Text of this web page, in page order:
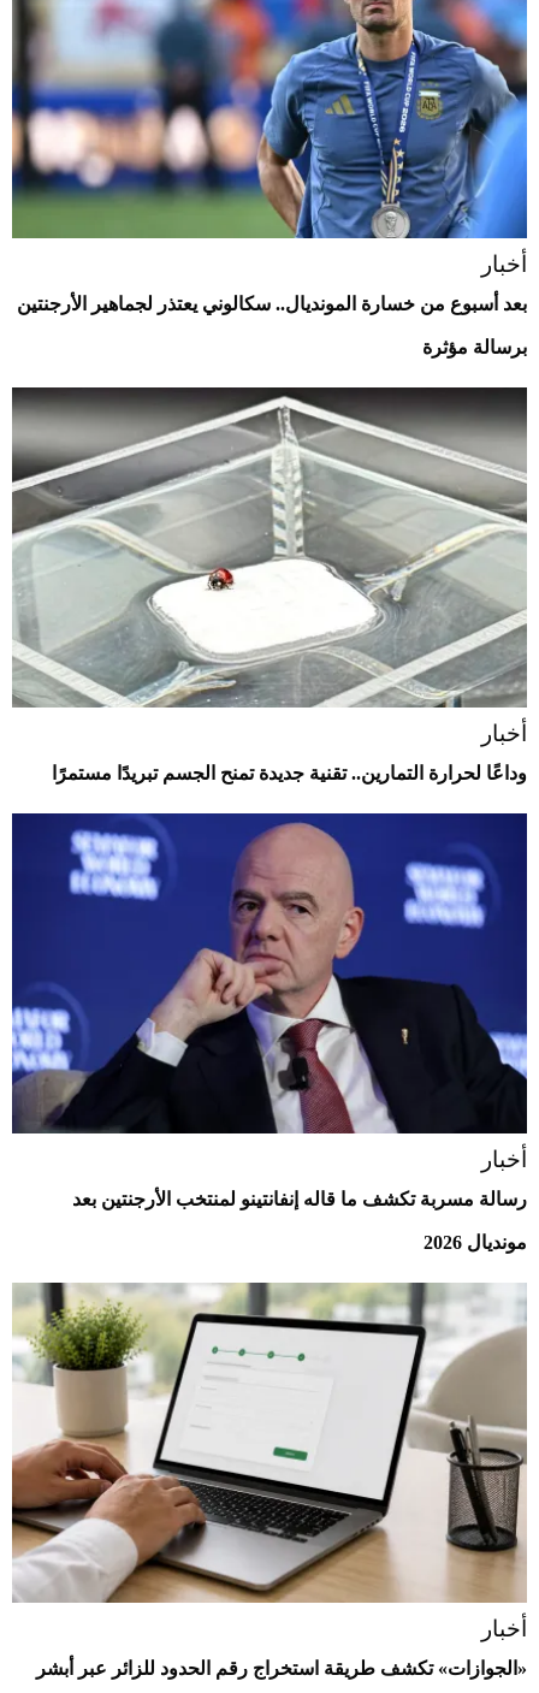
أخبار
بعد أسبوع من خسارة المونديال.. سكالوني يعتذر لجماهير الأرجنتين
برسالة مؤثرة
أخبار
وداعًا لحرارة التمارين.. تقنية جديدة تمنح الجسم تبريدًا مستمرًا
أخبار
رسالة مسربة تكشف ما قاله إنفانتينو لمنتخب الأرجنتين بعد
مونديال 2026
أخبار
«الجوازات» تكشف طريقة استخراج رقم الحدود للزائر عبر أبشر